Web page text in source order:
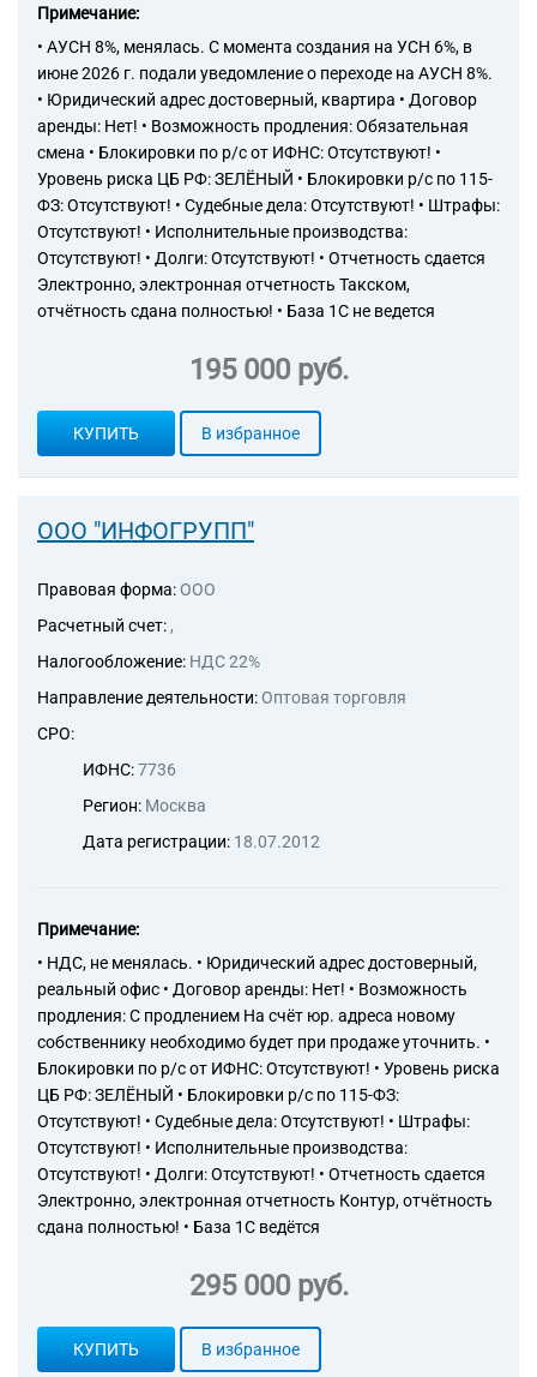
Примечание:
• АУСН 8%, менялась. С момента создания на УСН 6%, в
июне 2026 г. подали уведомление о переходе на АУСН 8%.
• Юридический адрес достоверный, квартира • Договор
аренды: Нет! • Возможность продления: Обязательная
смена • Блокировки по р/с от ИФНС: Отсутствуют! •
Уровень риска ЦБ РФ: ЗЕЛЁНЫЙ • Блокировки р/с по 115-
ФЗ: Отсутствуют! • Судебные дела: Отсутствуют! • Штрафы:
Отсутствуют! • Исполнительные производства:
Отсутствуют! • Долги: Отсутствуют! • Отчетность сдается
Электронно, электронная отчетность Такском,
отчётность сдана полностью! • База 1С не ведется
195 000 руб.
КУПИТЬ В избранное
ООО "ИНФОГРУПП"
Правовая форма: ООО
Расчетный счет: ,
Налогообложение: НДС 22%
Направление деятельности: Оптовая торговля
СРО:
ИФНС:7736
Регион: Москва
Дата регистрации: 18.07.2012
Примечание:
• НДС, не менялась. • Юридический адрес достоверный,
реальный офис • Договор аренды: Нет! • Возможность
продления: С продлением На счёт юр. адреса новому
собственнику необходимо будет при продаже уточнить. •
Блокировки по р/с от ИФНС: Отсутствуют! • Уровень риска
ЦБ РФ: ЗЕЛЁНЫЙ • Блокировки р/с по 115-ФЗ:
Отсутствуют! • Судебные дела: Отсутствуют! • Штрафы:
Отсутствуют! • Исполнительные производства:
Отсутствуют! • Долги: Отсутствуют! • Отчетность сдается
Электронно, электронная отчетность Контур, отчётность
сдана полностью! • База 1С ведётся
295 000 руб.
КУПИТЬ В избранное